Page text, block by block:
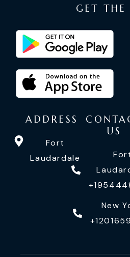
GET THE
ADDRESS
Fort
Laudardale
US
New